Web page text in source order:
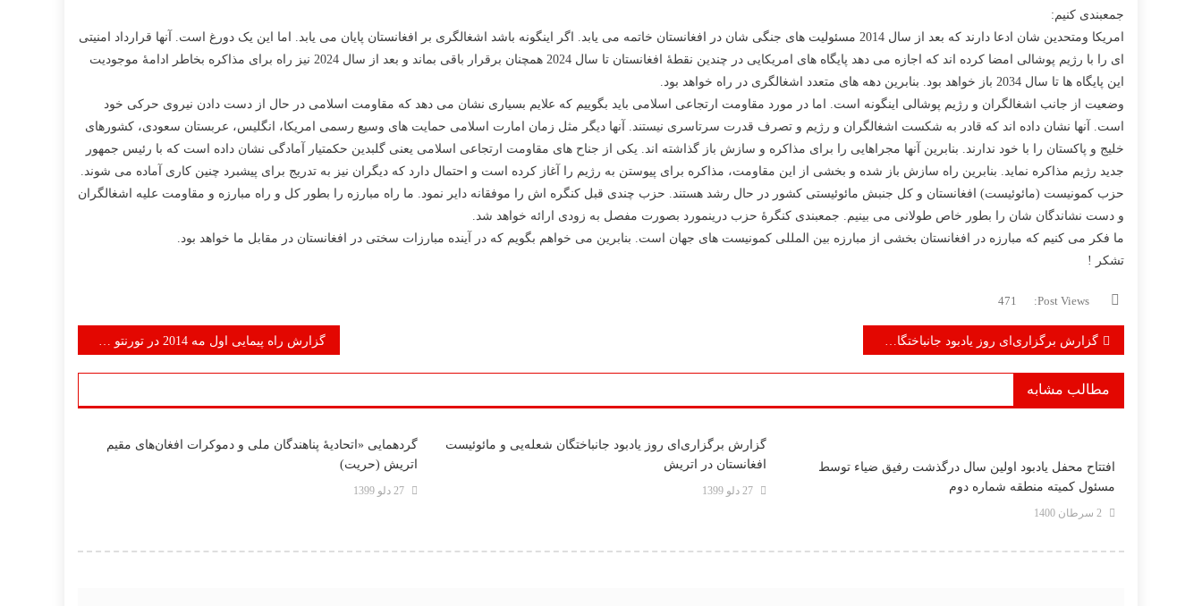
جمعبندی کنیم:
امریکا ومتحدین شان ادعا دارند که بعد از سال 2014 مسئولیت های جنگی شان در افغانستان خاتمه می یابد. اگر اینگونه باشد اشغالگری بر افغانستان پایان می یابد. اما این یک دورغ است. آنها قرارداد امنیتی
ای را با رژیم پوشالی امضا کرده اند که اجازه می دهد پایگاه های امریکایی در چندین نقطۀ افغانستان تا سال 2024 همچنان برقرار باقی بماند و بعد از سال 2024 نیز راه برای مذاکره بخاطر ادامۀ موجودیت
این پایگاه ها تا سال 2034 باز خواهد بود. بنابرین دهه های متعدد اشغالگری در راه خواهد بود.
وضعیت از جانب اشغالگران و رژیم پوشالی اینگونه است. اما در مورد مقاومت ارتجاعی اسلامی باید بگوییم که علایم بسیاری نشان می دهد که مقاومت اسلامی در حال از دست دادن نیروی حرکی خود
است. آنها نشان داده اند که قادر به شکست اشغالگران و رژیم و تصرف قدرت سرتاسری نیستند. آنها دیگر مثل زمان امارت اسلامی حمایت های وسیع رسمی امریکا، انگلیس، عربستان سعودی، کشورهای
خلیج و پاکستان را با خود ندارند. بنابرین آنها مجراهایی را برای مذاکره و سازش باز گذاشته اند. یکی از جناح های مقاومت ارتجاعی اسلامی یعنی گلبدین حکمتیار آمادگی نشان داده است که با رئیس جمهور
جدید رژیم مذاکره نماید. بنابرین راه سازش باز شده و بخشی از این مقاومت، مذاکره برای پیوستن به رژیم را آغاز کرده است و احتمال دارد که دیگران نیز به تدریج برای پیشبرد چنین کاری آماده می شوند.
حزب کمونیست (مائوئیست) افغانستان و کل جنبش مائوئیستی کشور در حال رشد هستند. حزب چندی قبل کنگره اش را موفقانه دایر نمود. ما راه مبارزه را بطور کل و راه مبارزه و مقاومت علیه اشغالگران
و دست نشاندگان شان را بطور خاص طولانی می بینیم. جمعبندی کنگرۀ حزب درینمورد بصورت مفصل به زودی ارائه خواهد شد.
ما فکر می کنیم که مبارزه در افغانستان بخشی از مبارزه بین المللی کمونیست های جهان است. بنابرین می خواهم بگویم که در آینده مبارزات سختی در افغانستان در مقابل ما خواهد بود.
تشکر !
Post Views:
471
راهبری
نوشته
گزارش برگزاری‌ای روز یادبود جانباختگان شعله‌یی و مائوئیست افغانستان در اتریش گزارش راه پیمایی اول مه 2014 در تورنتو کانادا
مطالب مشابه
افتتاح محفل یادبود اولین سال درگذشت رفیق ضیاء توسط
مسئول کمیته منطقه شماره دوم
2 سرطان 1400
گزارش برگزاری‌ای روز یادبود جانباختگان شعله‌یی و مائوئیست
افغانستان در اتریش
27 دلو 1399
گردهمایی «اتحادیۀ پناهندگان ملی و دموکرات افغان‌های مقیم
اتریش (حریت)
27 دلو 1399